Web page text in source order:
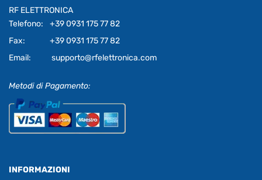
RF ELETTRONICA
Telefono:
+39 0931 175 77 82
Fax:
+39 0931 175 77 82
Email:
supporto@rfelettronica.com
Metodi di Pagamento:
INFORMAZIONI